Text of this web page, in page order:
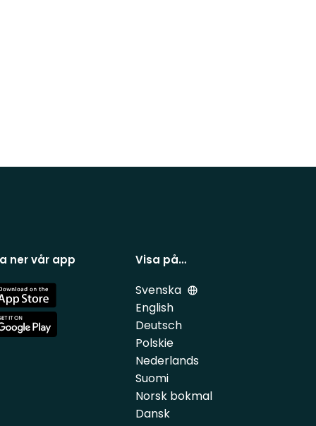
ner vår app Visa på…
Svenska
English
Deutsch
Polskie
Nederlands
Suomi
Norsk bokmal
Dansk